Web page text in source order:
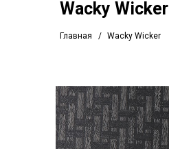
Wacky Wicker
Главная Wacky Wicker